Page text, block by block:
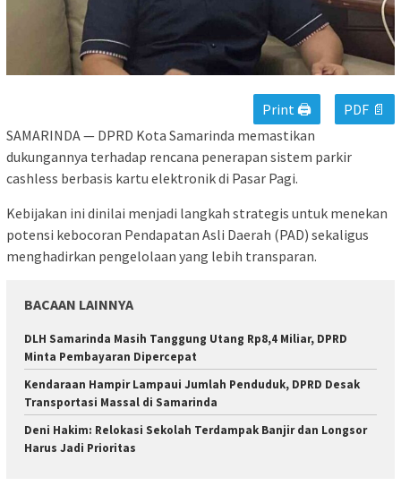
Print 🖨
PDF 📄
SAMARINDA — DPRD Kota Samarinda memastikan
dukungannya terhadap rencana penerapan sistem parkir
cashless berbasis kartu elektronik di Pasar Pagi.
Kebijakan ini dinilai menjadi langkah strategis untuk menekan
potensi kebocoran Pendapatan Asli Daerah (PAD) sekaligus
menghadirkan pengelolaan yang lebih transparan.
BACAAN LAINNYA
DLH Samarinda Masih Tanggung Utang Rp8,4 Miliar, DPRD
Minta Pembayaran Dipercepat
Kendaraan Hampir Lampaui Jumlah Penduduk, DPRD Desak
Transportasi Massal di Samarinda
Deni Hakim: Relokasi Sekolah Terdampak Banjir dan Longsor
Harus Jadi Prioritas